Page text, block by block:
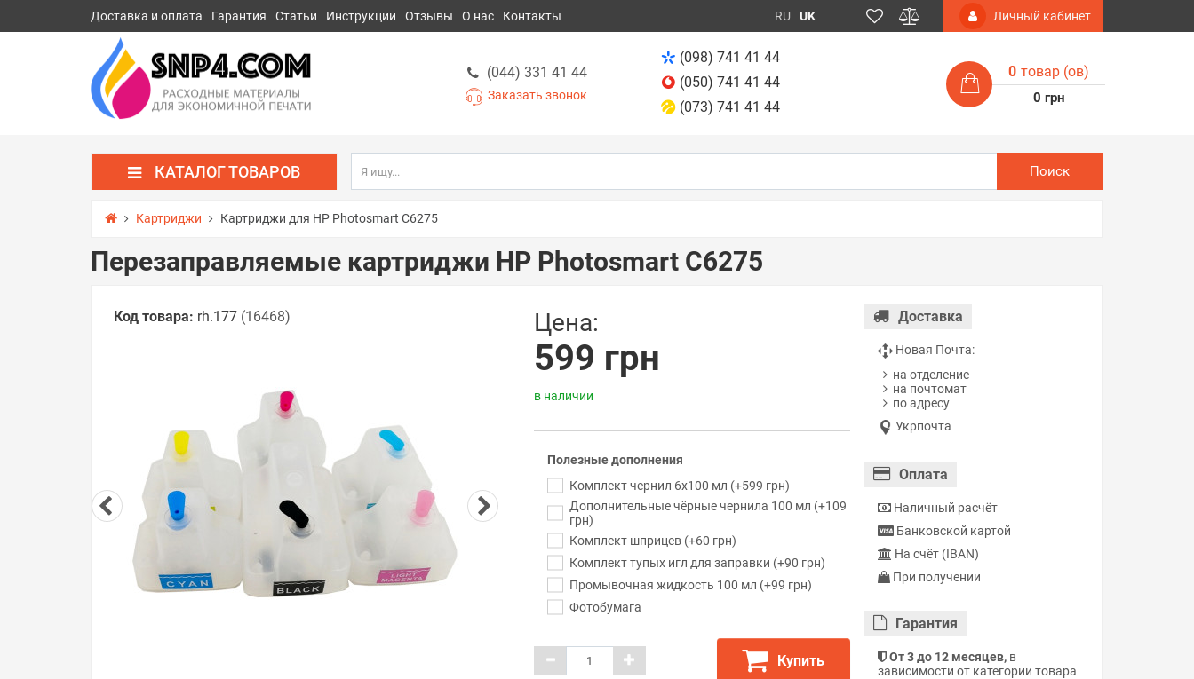
Доставка и оплата Гарантия Статьи Инструкции Отзывы О нас Контакты RU UK Личный кабинет
(044) 331 41 44
Заказать звонок
(098) 741 41 44
(050) 741 41 44
(073) 741 41 44
0 товар (ов)
0 грн
КАТАЛОГ ТОВАРОВ Поиск
Картриджи Картриджи для HP Photosmart C6275
Перезаправляемые картриджи HP Photosmart C6275
Код товара: rh.177 (16468) Цена:
599 грн
в наличии
Полезные дополнения
Комплект чернил 6x100 мл (+599 грн)
Дополнительные чёрные чернила 100 мл (+109
грн)
Комплект шприцев (+60 грн)
Комплект тупых игл для заправки (+90 грн)
Промывочная жидкость 100 мл (+99 грн)
Фотобумага
Купить
Доставка
Новая Почта:
на отделение
на почтомат
по адресу
Укрпочта
Оплата
Наличный расчёт
Банковской картой
На счёт (IBAN)
При получении
Гарантия
От 3 до 12 месяцев,в
зависимости от категории товара